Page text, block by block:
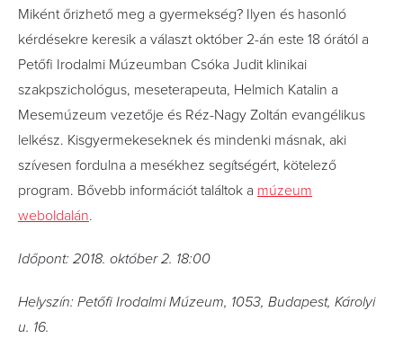
Miként őrizhető meg a gyermekség? Ilyen és hasonló
kérdésekre keresik a választ október 2-án este 18 órától a
Petőfi Irodalmi Múzeumban Csóka Judit klinikai
szakpszichológus, meseterapeuta, Helmich Katalin a
Mesemúzeum vezetője és Réz-Nagy Zoltán evangélikus
lelkész. Kisgyermekeseknek és mindenki másnak, aki
szívesen fordulna a mesékhez segítségért, kötelező
program. Bővebb információt találtok a múzeum
weboldalán.
Időpont: 2018. október 2. 18:00
Helyszín: Petőfi Irodalmi Múzeum, 1053, Budapest, Károlyi
u. 16.